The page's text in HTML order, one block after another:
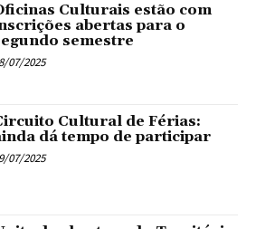
Culturais estão com
abertas para o
semestre
07/2025
Cultural de Férias:
dá tempo de participar
07/2025